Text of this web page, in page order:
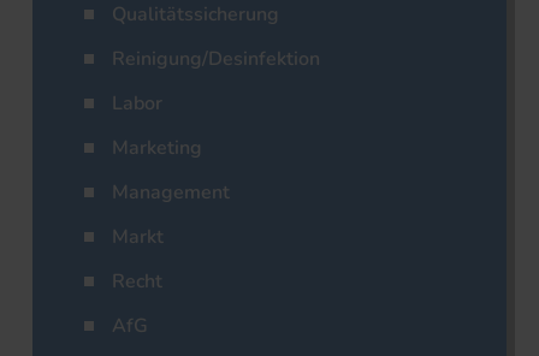
Qualitätssicherung
Reinigung/Desinfektion
Labor
Marketing
Management
Markt
Recht
AfG